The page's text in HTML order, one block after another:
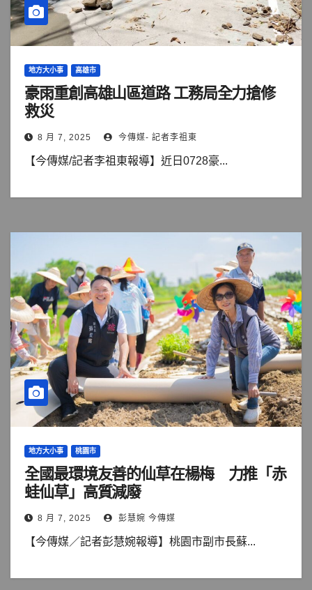
地方大小事 高雄市
豪雨重創高雄山區道路 工務局全力搶修
救災
8 月 7, 2025 今傳媒- 記者李祖東
【今傳媒/記者李祖東報導】近日0728豪...
地方大小事 桃園市
全國最環境友善的仙草在楊梅 力推「赤
蛙仙草」高質減廢
8 月 7, 2025 彭慧婉 今傳媒
【今傳媒／記者彭慧婉報導】桃園市副市長蘇...